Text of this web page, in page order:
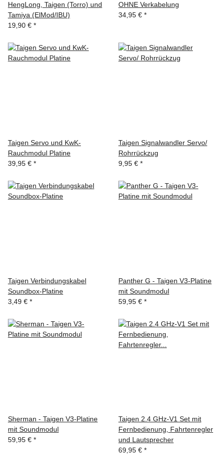
HengLong, Taigen (Torro) und
Tamiya (ElMod/IBU)
19,90 € *
OHNE Verkabelung
34,95 € *
Taigen Servo und KwK-
Rauchmodul Platine
39,95 € *
Taigen Signalwandler Servo/
Rohrrückzug
9,95 € *
Taigen Verbindungskabel
Soundbox-Platine
3,49 € *
Panther G - Taigen V3-Platine
mit Soundmodul
59,95 € *
Sherman - Taigen V3-Platine
mit Soundmodul
59,95 € *
Taigen 2.4 GHz-V1 Set mit
Fernbedienung, Fahrtenregler
und Lautsprecher
69,95 € *